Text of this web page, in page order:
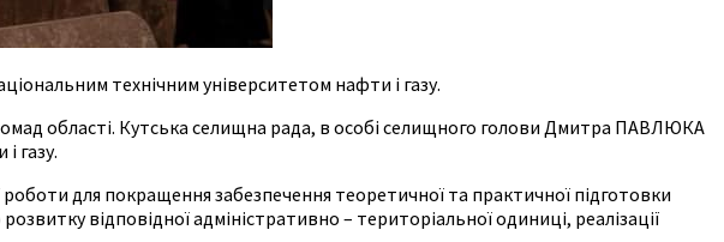
технічним університетом нафти і газу.
області. Кутська селищна рада, в особі селищного голови Дмитра ПАВЛЮКА
газу.
для покращення забезпечення теоретичної та практичної підготовки
відповідної адміністративно – територіальної одиниці, реалізації